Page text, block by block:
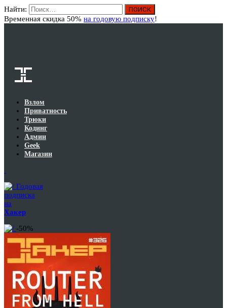
Найти:
Временная скидка 50% на годовую подписку!
Взлом
Приватность
Трюки
Кодинг
Админ
Geek
Магазин
Годовая
подписка
на
Хакер
-50%